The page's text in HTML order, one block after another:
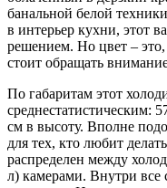
банальной белой
в интерьер кухни, этот
решением. Но цвет –
стоит обращать
По габаритам этот
среднестатистическим:
см в высоту. Вполне
для тех, кто любит
распределен между
л) камерами. Внутри все